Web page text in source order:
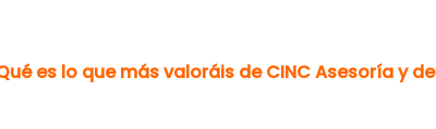
es lo que más valoráis de CINC Asesoría y